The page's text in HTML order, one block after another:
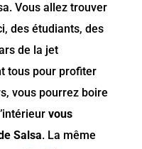
Vous allez trouver
des étudiants, des
de la jet
tous pour profiter
vous pourrez boire
vous
Salsa. La même